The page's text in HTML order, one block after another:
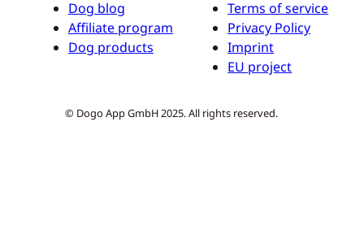
Dog blog
Affiliate program
Dog products
Terms of service
Privacy Policy
Imprint
EU project
© Dogo App GmbH 2025. All rights reserved.